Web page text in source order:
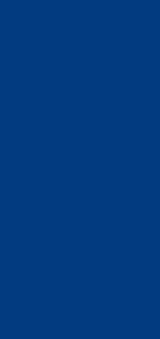
iPhone ,
các dòng